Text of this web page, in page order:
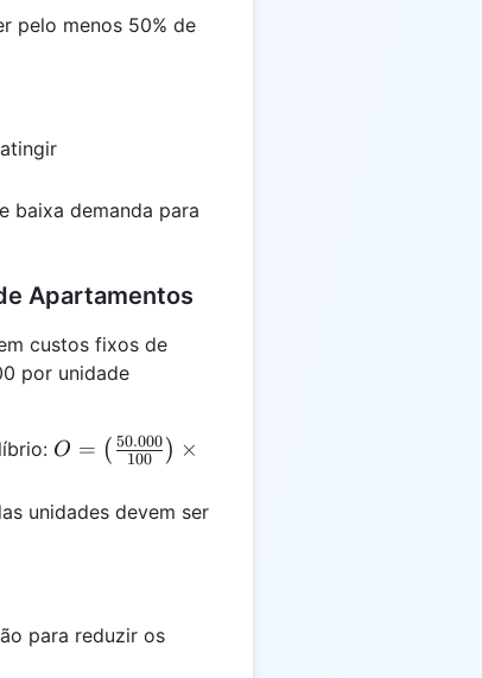
{40}\right) \times
pelo menos 50% de
baixa demanda para
Apartamentos
custos fixos de
por unidade
O =
{100}\right)
O = ( 100
50.000 ) ×
unidades devem ser
para reduzir os